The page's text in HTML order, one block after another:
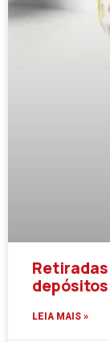
depósitos
LEIA MAIS »